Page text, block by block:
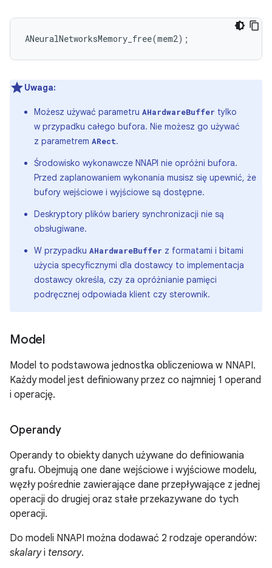
ANeuralNetworksMemory_free(mem2);
Uwaga:
Możesz używać parametru AHardwareBuffer tylko
w przypadku całego bufora. Nie możesz go używać
z parametrem ARect.
Środowisko wykonawcze NNAPI nie opróżni bufora.
Przed zaplanowaniem wykonania musisz się upewnić, że
bufory wejściowe i wyjściowe są dostępne.
Deskryptory plików bariery synchronizacji nie są
obsługiwane.
W przypadku AHardwareBuffer z formatami i bitami
użycia specyficznymi dla dostawcy to implementacja
dostawcy określa, czy za opróżnianie pamięci
podręcznej odpowiada klient czy sterownik.
Model
Model to podstawowa jednostka obliczeniowa w NNAPI.
Każdy model jest definiowany przez co najmniej 1 operand
i operację.
Operandy
Operandy to obiekty danych używane do definiowania
grafu. Obejmują one dane wejściowe i wyjściowe modelu,
węzły pośrednie zawierające dane przepływające z jednej
operacji do drugiej oraz stałe przekazywane do tych
operacji.
Do modeli NNAPI można dodawać 2 rodzaje operandów:
skalaryi tensory.